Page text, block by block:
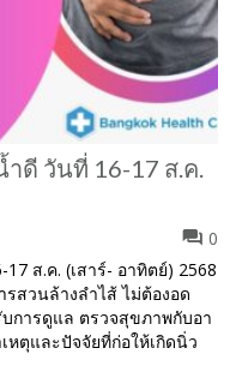
ดี วันที่ 16-17 ส.ค.
0
ส.ค. (เสาร์- อาทิตย์) 2568
สวนล้างลำไส้ ไม่ต้องอด
การดูแล ตรวจสุขภาพกับอา
ตุและปัจจัยที่ก่อให้เกิดนิ่ว